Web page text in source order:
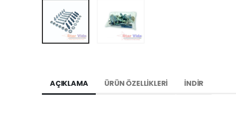
AÇIKLAMA ÜRÜN ÖZELLIKLERI İNDIR